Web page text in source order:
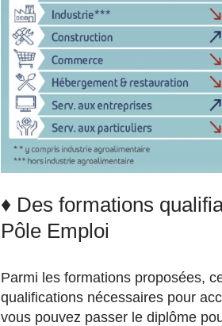
♦ Des formations
Pôle Emploi
Parmi les formations proposées,
qualifications nécessaires pour
vous pouvez passer le diplôme